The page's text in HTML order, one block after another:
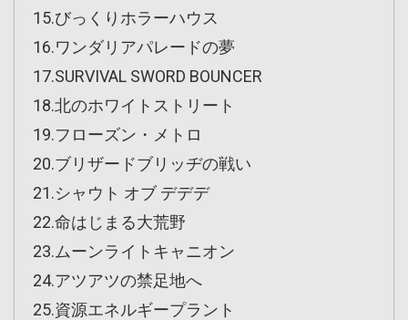
15.びっくりホラーハウス
16.ワンダリアパレードの夢
17.SURVIVAL SWORD BOUNCER
18.北のホワイトストリート
19.フローズン・メトロ
20.ブリザードブリッヂの戦い
21.シャウト オブ デデデ
22.命はじまる大荒野
23.ムーンライトキャニオン
24.アツアツの禁足地へ
25.資源エネルギープラント